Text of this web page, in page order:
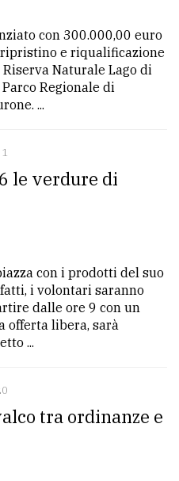
con 300.000,00 euro
e riqualificazione
Naturale Lago di
Regionale di
...
le verdure di
con i prodotti del suo
i volontari saranno
dalle ore 9 con un
offerta libera, sarà
...
tra ordinanze e